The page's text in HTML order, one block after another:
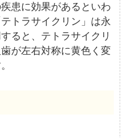
患に効果があるといわ
トラサイクリン」は永
ると、テトラサイクリ
が左右対称に黄色く変